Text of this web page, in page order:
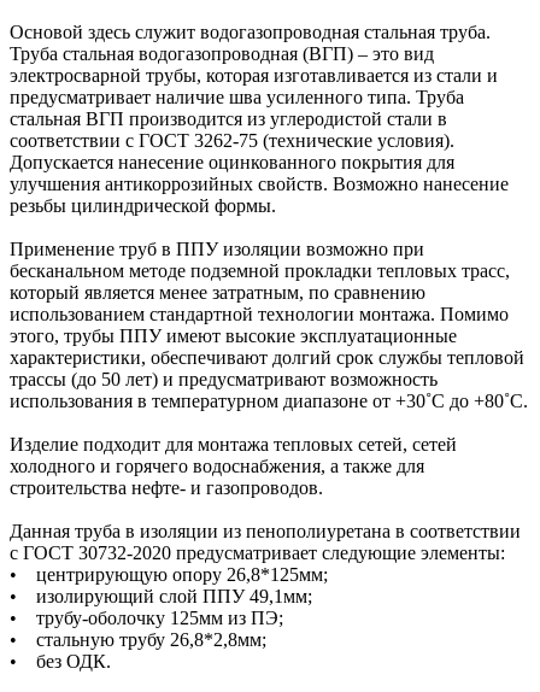
Основой здесь служит водогазопроводная стальная труба.
Труба стальная водогазопроводная (ВГП) – это вид
электросварной трубы, которая изготавливается из стали и
предусматривает наличие шва усиленного типа. Труба
стальная ВГП производится из углеродистой стали в
соответствии с ГОСТ 3262-75 (технические условия).
Допускается нанесение оцинкованного покрытия для
улучшения антикоррозийных свойств. Возможно нанесение
резьбы цилиндрической формы.
Применение труб в ППУ изоляции возможно при
бесканальном методе подземной прокладки тепловых трасс,
который является менее затратным, по сравнению
использованием стандартной технологии монтажа. Помимо
этого, трубы ППУ имеют высокие эксплуатационные
характеристики, обеспечивают долгий срок службы тепловой
трассы (до 50 лет) и предусматривают возможность
использования в температурном диапазоне от +30˚C до +80˚C.
Изделие подходит для монтажа тепловых сетей, сетей
холодного и горячего водоснабжения, а также для
строительства нефте- и газопроводов.
Данная труба в изоляции из пенополиуретана в соответствии
с ГОСТ 30732-2020 предусматривает следующие элементы:
• центрирующую опору 26,8*125мм;
• изолирующий слой ППУ 49,1мм;
• трубу-оболочку 125мм из ПЭ;
• стальную трубу 26,8*2,8мм;
• без ОДК.